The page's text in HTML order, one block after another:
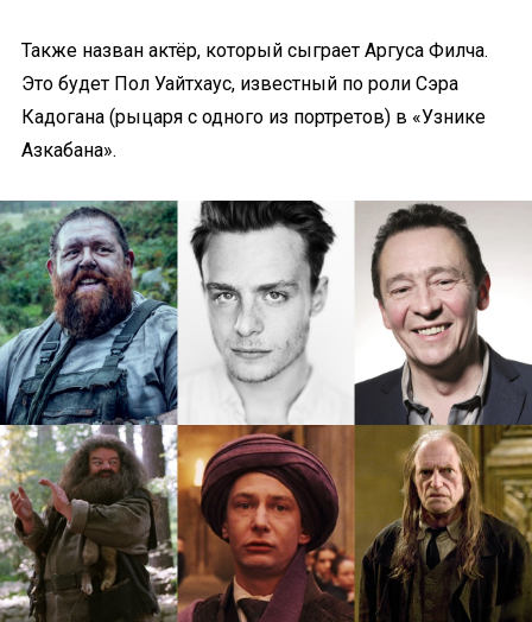
Также назван актёр, который сыграет Аргуса Филча.
Это будет Пол Уайтхаус, известный по роли Сэра
Кадогана (рыцаря с одного из портретов) в «Узнике
Азкабана».